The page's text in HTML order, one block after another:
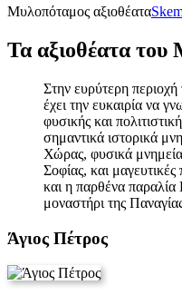
Μυλοπόταμος αξιοθέατα
Τα αξιοθέατα
Στην ευρύτερη
έχει την ευκαιρία να
φυσικής και
σημαντικά ιστορικά
Χώρας, φυσικά
Σοφίας, και
και η παρθένα
μοναστήρι της
Άγιος Πέτρος